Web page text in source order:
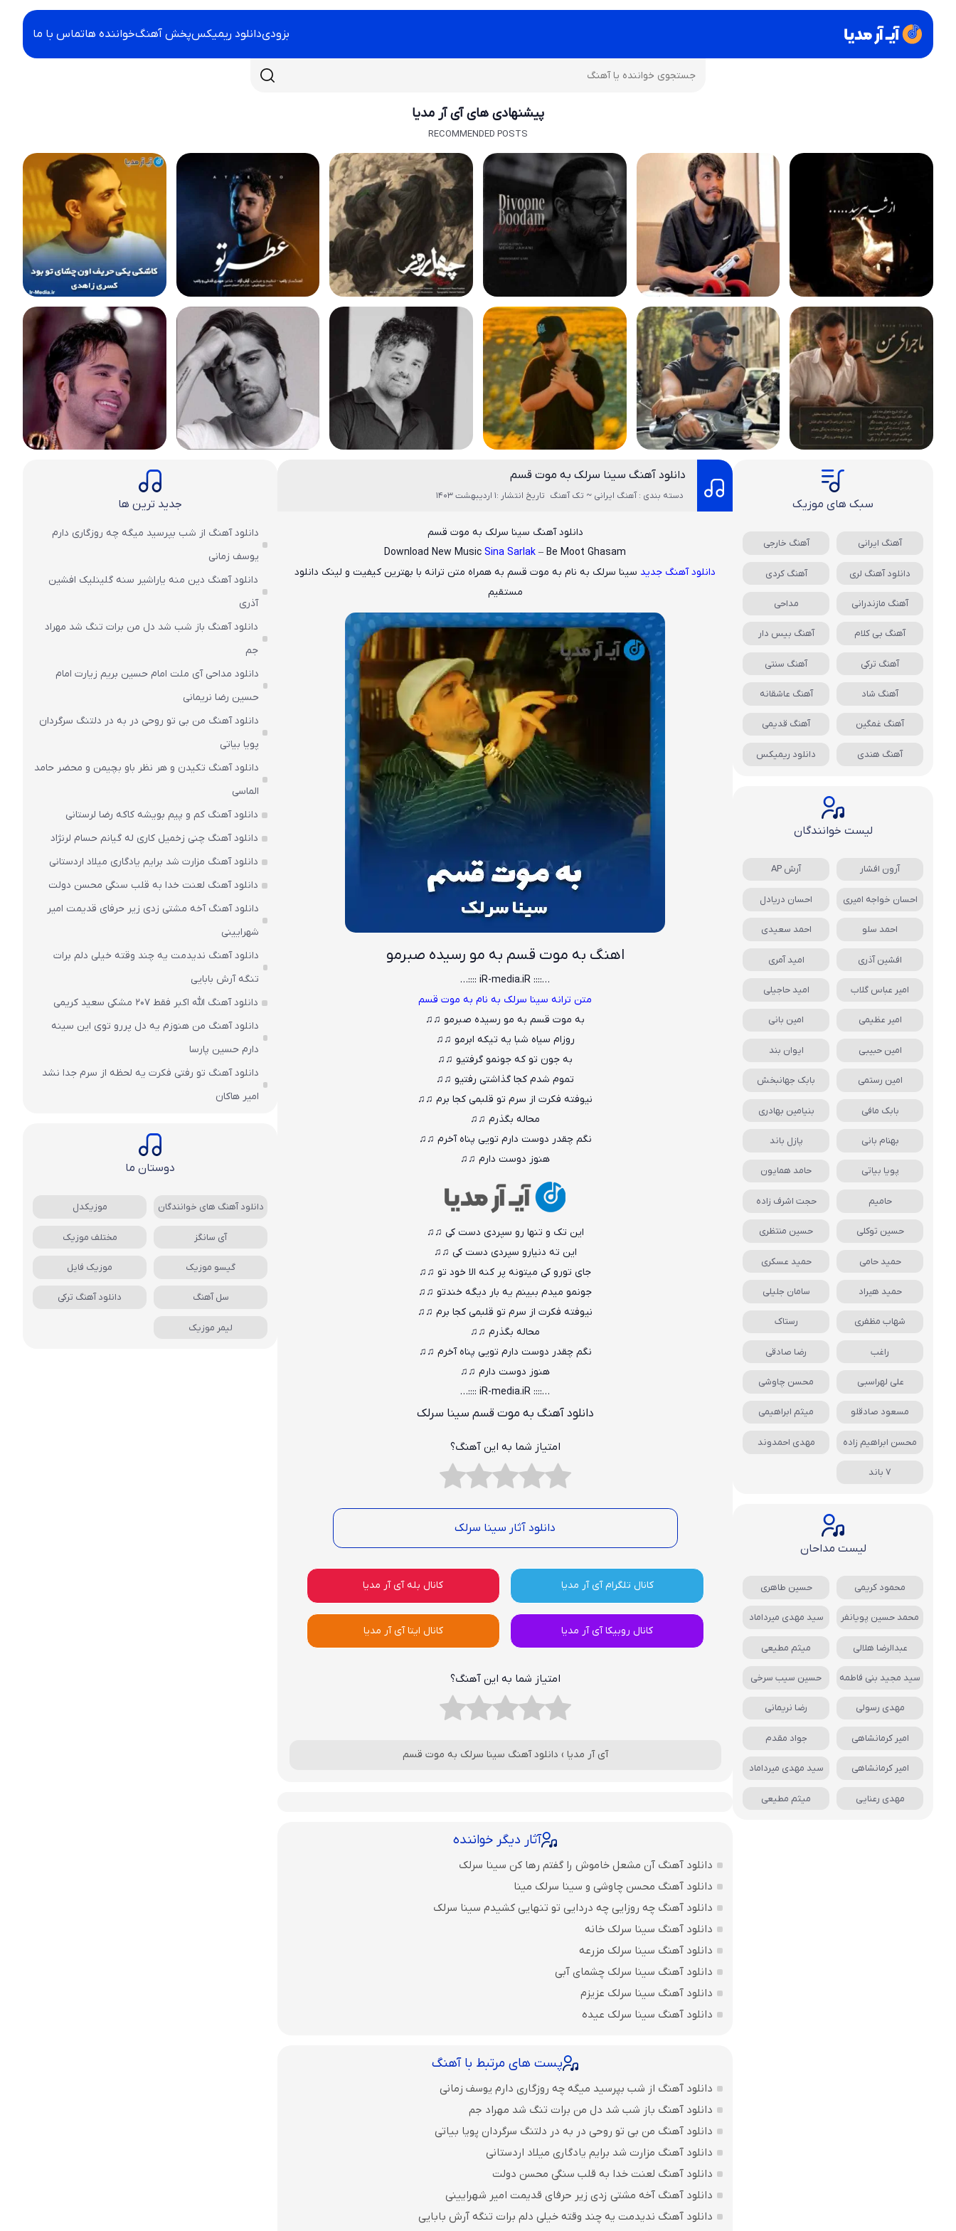
بزودیدانلود ریمیکسپخش آهنگخواننده هاتماس با ما
پیشنهادی های آی آر مدیا
RECOMMENDED POSTS
دانلود آهنگ سینا سرلک به موت قسم
دسته بندی : آهنگ ایرانی ~ تک آهنگ تاریخ انتشار :1 اردیبهشت 1403
دانلود آهنگ سینا سرلک به موت قسم
Download New Music Sina Sarlak– Be Moot Ghasam
دانلود آهنگ جدید سینا سرلک به نام به موت قسم به همراه متن ترانه با بهترین کیفیت و لینک دانلود
مستقیم
اهنگ به موت قسم به مو رسیده صبرمو
…:::: iR-media.iR ::::…
متن ترانه سینا سرلک به نام به موت قسم
به موت قسم به مو رسیده صبرمو ♫♫
روزام سیاه شبا یه تیکه ابرمو ♫♫
به جون تو که جونمو گرفتیو ♫♫
تموم شدم کجا گذاشتی رفتیو ♫♫
نیوفته فکرت از سرم تو قلبمی کجا برم ♫♫
محاله بگذرم ♫♫
نگم چقدر دوست دارم تویی پناه آخرم ♫♫
هنوز دوست دارم ♫♫
این تک و تنها رو سپردی دست کی ♫♫
این ته دنیارو سپردی دست کی ♫♫
جای تورو کی میتونه پر کنه الا خود تو ♫♫
جونمو میدم ببینم یه بار دیگه خندتو ♫♫
نیوفته فکرت از سرم تو قلبمی کجا برم ♫♫
محاله بگذرم ♫♫
نگم چقدر دوست دارم تویی پناه آخرم ♫♫
هنوز دوست دارم ♫♫
…:::: iR-media.iR ::::…
دانلود آهنگ به موت قسم سینا سرلک
امتیاز شما به این آهنگ؟
دانلود آثار سینا سرلک
کانال تلگرام آی آر مدیا کانال بله آی آر مدیا
کانال روبیکا آی آر مدیا کانال ایتا آی آر مدیا
امتیاز شما به این آهنگ؟
آی آر مدیا › دانلود آهنگ سینا سرلک به موت قسم
آثار دیگر خواننده
دانلود آهنگ آن مشعل خاموش را گفتم رها کن سینا سرلک
دانلود آهنگ محسن چاوشی و سینا سرلک مینا
دانلود آهنگ چه روزایی چه دردایی تو تنهایی کشیدم سینا سرلک
دانلود آهنگ سینا سرلک خانه
دانلود آهنگ سینا سرلک مزرعه
دانلود آهنگ سینا سرلک چشمای آبی
دانلود آهنگ سینا سرلک عزیزم
دانلود آهنگ سینا سرلک عیده
پست های مرتبط با آهنگ
دانلود آهنگ از شب بپرسید میگه چه روزگاری دارم یوسف زمانی
دانلود آهنگ باز شب شد دل من برات تنگ شد مهراد جم
دانلود آهنگ من بی تو روحی در به در دلتنگ سرگردان پویا بیاتی
دانلود آهنگ مزارت شد برایم یادگاری میلاد اردستانی
دانلود آهنگ لعنت خدا به قلب سنگی محسن دولت
دانلود آهنگ آخه مشتی زدی زیر حرفای قدیمت امیر شهرایینی
دانلود آهنگ ندیدمت یه چند وقته خیلی دلم برات تنگه آرش بابایی
سبک های موزیک
آهنگ ایرانی آهنگ خارجی
دانلود آهنگ لری آهنگ کردی
آهنگ مازندرانی مداحی
آهنگ بی کلام آهنگ بیس دار
آهنگ ترکی آهنگ سنتی
آهنگ شاد آهنگ عاشقانه
آهنگ غمگین آهنگ قدیمی
آهنگ هندی دانلود ریمیکس
لیست خوانندگان
آرون افشار آرش AP
احسان خواجه امیری احسان دریادل
احمد سلو احمد سعیدی
افشین آذری امید آمری
امیر عباس گلاب امید حاجیلی
امیر عظیمی امین بانی
امین حبیبی ایوان بند
امین رستمی بابک جهانبخش
بابک مافی بنیامین بهادری
بهنام بانی پازل باند
پویا بیاتی حامد همایون
حامیم حجت اشرف زاده
حسین توکلی حسین منتظری
حمید حامی حمید عسکری
حمید هیراد سامان جلیلی
شهاب مظفری رستاک
راغب رضا صادقی
علی لهراسبی محسن چاوشی
مسعود صادقلو میثم ابراهیمی
محسن ابراهیم زاده مهدی احمدوند
7 باند
لیست مداحان
محمود کریمی حسین طاهری
محمد حسین پویانفر سید مهدی میرداماد
عبدالرضا هلالی میثم مطیعی
سید مجید بنی فاطمه حسین سیب سرخی
مهدی رسولی رضا نریمانی
امیر کرمانشاهی جواد مقدم
امیر کرمانشاهی سید مهدی میرداماد
مهدی رعنایی میثم مطیعی
جدید ترین ها
دانلود آهنگ از شب بپرسید میگه چه روزگاری دارم
یوسف زمانی
دانلود آهنگ دین منه یاراشیر سنه گلینلیک افشین
آذری
دانلود آهنگ باز شب شد دل من برات تنگ شد مهراد
جم
دانلود مداحی آی ملت امام حسین بریم زیارت امام
حسین رضا نریمانی
دانلود آهنگ من بی تو روحی در به در دلتنگ سرگردان
پویا بیاتی
دانلود آهنگ تکیدن و هر نظر باو بچیمن و محضر حامد
الماسی
دانلود آهنگ کم و پیم بویشه کاکه رضا لرستانی
دانلود آهنگ چنی زخمیل کاری له گیانم حسام لرنژاد
دانلود آهنگ مزارت شد برایم یادگاری میلاد اردستانی
دانلود آهنگ لعنت خدا به قلب سنگی محسن دولت
دانلود آهنگ آخه مشتی زدی زیر حرفای قدیمت امیر
شهرایینی
دانلود آهنگ ندیدمت یه چند وقته خیلی دلم برات
تنگه آرش بابایی
دانلود آهنگ الله اکبر فقط 207 مشکی سعید کریمی
دانلود آهنگ من هنوزم یه دل پررو توی این سینه
دارم حسین پارسا
دانلود آهنگ تو رفتی فکرت یه لحظه از سرم جدا نشد
امیر هاکان
دوستان ما
دانلود آهنگ های خوانندگان موزیکدل
آی سانگز مختلف موزیک
گیسو موزیک موزیک فایل
سل آهنگ دانلود آهنگ ترکی
لیمر موزیک